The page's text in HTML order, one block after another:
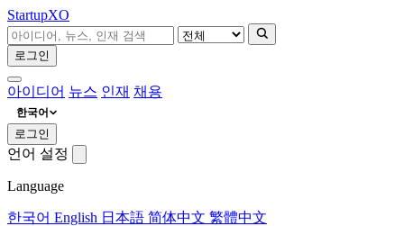
StartupXO
로그인
아이디어 뉴스 인재 채용
한국어
로그인
언어 설정
Language
한국어 English 日本語 简体中文 繁體中文